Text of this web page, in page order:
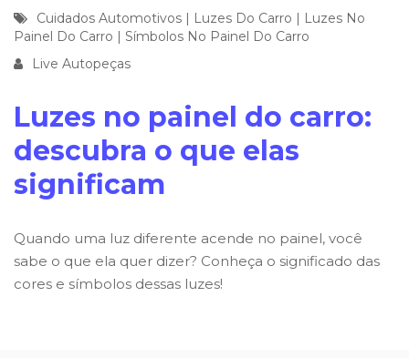
Cuidados Automotivos | Luzes Do Carro | Luzes No
Painel Do Carro | Símbolos No Painel Do Carro
Live Autopeças
Luzes no painel do carro:
descubra o que elas
significam
Quando uma luz diferente acende no painel, você
sabe o que ela quer dizer? Conheça o significado das
cores e símbolos dessas luzes!